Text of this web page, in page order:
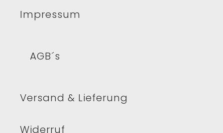
Impressum
AGB´s
Versand & Lieferung
Widerruf